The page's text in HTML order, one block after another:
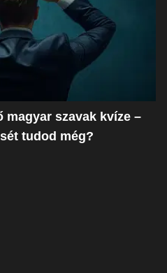
magyar szavak kvíze –
tudod még?